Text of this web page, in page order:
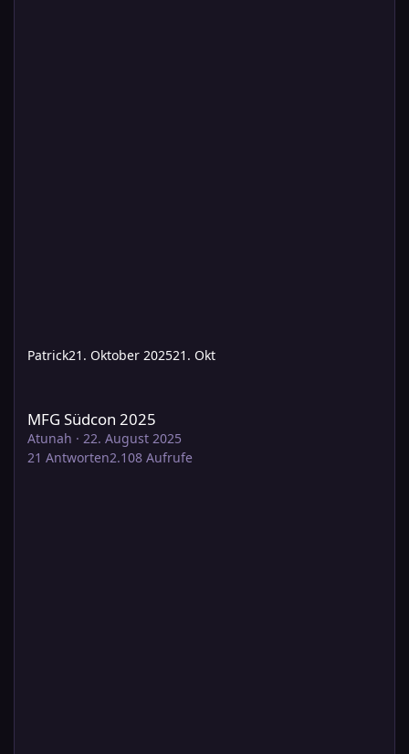
Patrick21. Oktober 202521. Okt
MFG Südcon 2025
Atunah · 22. August 2025
21 Antworten2.108 Aufrufe